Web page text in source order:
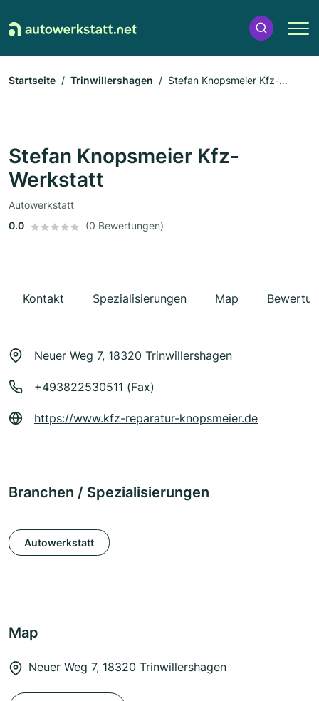
Startseite Trinwillershagen
Stefan Knopsmeier Kfz-
Stefan Knopsmeier Kfz-
Werkstatt
Autowerkstatt
0.0
(0 Bewertungen)
Kontakt Spezialisierungen Map
Neuer Weg 7, 18320 Trinwillershagen
+493822530511 (Fax)
https://www.kfz-reparatur-knopsmeier.de
Branchen / Spezialisierungen
Autowerkstatt
Map
Neuer Weg 7, 18320 Trinwillershagen